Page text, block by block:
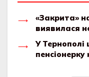
«Закрита»
виявилася
У Тернополі
пенсіонерку